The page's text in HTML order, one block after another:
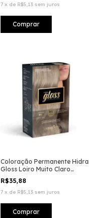
7 x de R$5,13 sem juros
Coloração Permanente Hidra
Gloss Loiro Muito Claro
Acinzentado 9.1
R$35,88
7 x de R$5,13 sem juros